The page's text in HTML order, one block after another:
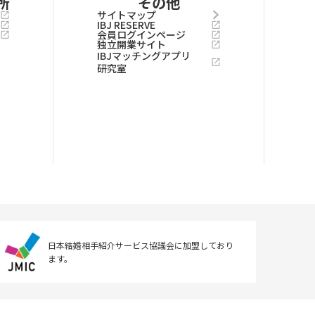
サイトマップ
IBJ RESERVE
会員ログインページ
独立開業サイト
IBJマッチングアプリ
研究室
日本結婚相手紹介サービス協議会に加盟しており
ます。